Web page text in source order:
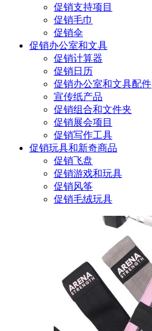
促销支持项目
促销毛巾
促销伞
促销办公室和文具
促销计算器
促销日历
促销办公室和文具配件
宣传纸产品
促销组合和文件夹
促销展会项目
促销写作工具
促销玩具和新奇商品
促销飞盘
促销游戏和玩具
促销风筝
促销毛绒玩具